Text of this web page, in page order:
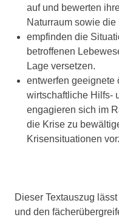
auf und bewerten
Naturraum sowie die
empfinden die
betroffenen
Lage versetzen.
entwerfen geeignete
wirtschaftliche Hilfs-
engagieren sich im
die Krise zu
Krisensituationen
Dieser Textauszug
und den